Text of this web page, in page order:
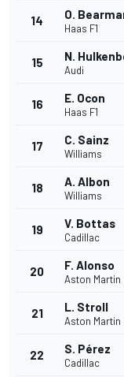
14 O.
Haas F1
15 N.
Audi
16 E. Ocon
Haas F1
17 C. Sainz
Williams
18 A. Albon
Williams
19 V. Bottas
Cadillac
20 F. Alonso
Aston Martin
21 L. Stroll
Aston Martin
22 S. Pérez
Cadillac